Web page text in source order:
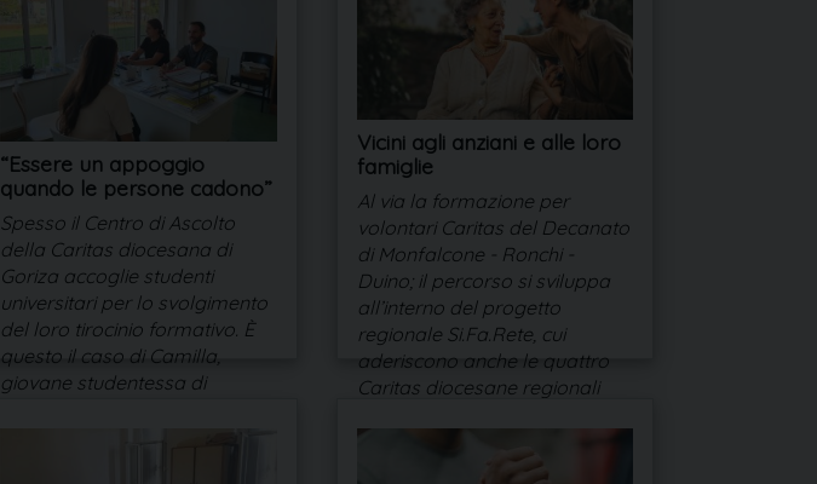
“Essere un appoggio
quando le persone cadono”
Spesso il Centro di Ascolto
della Caritas diocesana di
Goriza accoglie studenti
universitari per lo svolgimento
del loro tirocinio formativo. È
questo il caso di Camilla,
giovane studentessa di
Vicini agli anziani e alle loro
famiglie
Al via la formazione per
volontari Caritas del Decanato
di Monfalcone - Ronchi -
Duino; il percorso si sviluppa
all’interno del progetto
regionale Si.Fa.Rete, cui
aderiscono anche le quattro
Caritas diocesane regionali